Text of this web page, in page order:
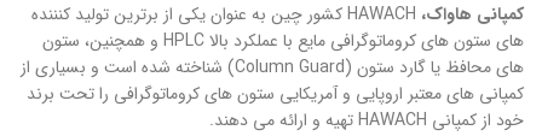
کمپانی هاواک،
HAWACH کشور چین به عنوان یکی از برترین تولید کنننده
های ستون های کروماتوگرافی مایع با عملکرد بالا HPLC و همچنین، ستون
های محافظ یا گارد ستون (Column Guard) شناخته شده است و بسیاری از
کمپانی های معتبر اروپایی و آمریکایی ستون های کروماتوگرافی را تحت برند
خود از کمپانی HAWACH تهیه و ارائه می دهند.